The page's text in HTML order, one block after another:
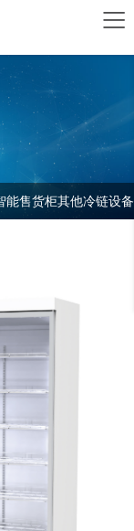
能售货柜其他冷链设备